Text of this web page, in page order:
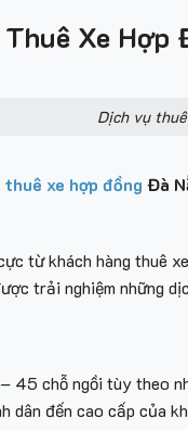
Xe Hợp
Dịch vụ
thuê xe hợp đồng Đà
từ khách hàng thuê
trải nghiệm những
chỗ ngồi tùy theo
dân đến cao cấp của